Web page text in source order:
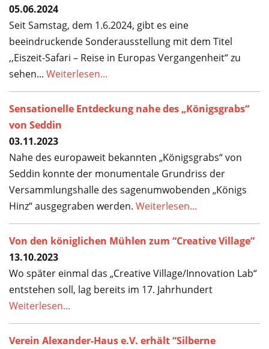
05.06.2024
Seit Samstag, dem 1.6.2024, gibt es eine
beeindruckende Sonderausstellung mit dem Titel
,,Eiszeit-Safari – Reise in Europas Vergangenheit“ zu
sehen... Weiterlesen...
Sensationelle Entdeckung nahe des „Königsgrabs“
von Seddin
03.11.2023
Nahe des europaweit bekannten „Königsgrabs“ von
Seddin konnte der monumentale Grundriss der
Versammlungshalle des sagenumwobenden „Königs
Hinz“ ausgegraben werden. Weiterlesen...
Von den königlichen Mühlen zum “Creative Village”
13.10.2023
Wo später einmal das „Creative Village/Innovation Lab“
entstehen soll, lag bereits im 17. Jahrhundert
Weiterlesen...
Verein Alexander-Haus e.V. erhält “Silberne